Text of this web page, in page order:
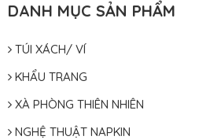
DANH MỤC SẢN PHẨM
TÚI XÁCH/ VÍ
KHẨU TRANG
XÀ PHÒNG THIÊN NHIÊN
NGHỆ THUẬT NAPKIN